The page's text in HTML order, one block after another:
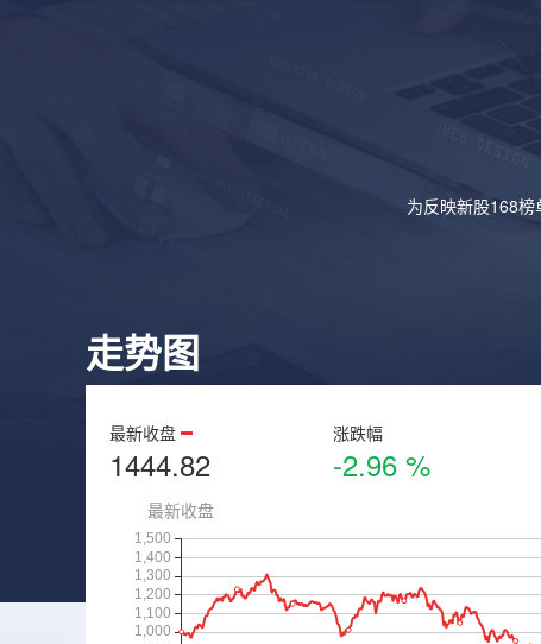
为反映新股168榜
走势图
最新收盘
1444.82
涨跌幅
-2.96 %